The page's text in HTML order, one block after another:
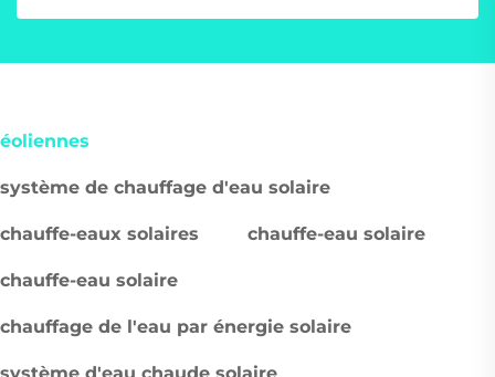
éoliennes
système de chauffage d'eau solaire
chauffe-eaux solaires chauffe-eau solaire
chauffe-eau solaire
chauffage de l'eau par énergie solaire